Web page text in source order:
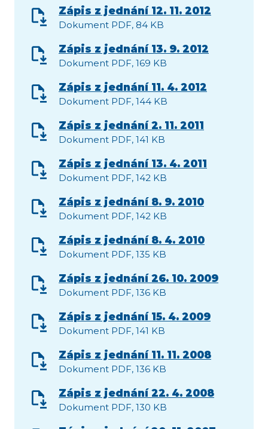
Zápis z jednání 12. 11. 2012
Dokument PDF, 84 KB
Zápis z jednání 13. 9. 2012
Dokument PDF, 169 KB
Zápis z jednání 11. 4. 2012
Dokument PDF, 144 KB
Zápis z jednání 2. 11. 2011
Dokument PDF, 141 KB
Zápis z jednání 13. 4. 2011
Dokument PDF, 142 KB
Zápis z jednání 8. 9. 2010
Dokument PDF, 142 KB
Zápis z jednání 8. 4. 2010
Dokument PDF, 135 KB
Zápis z jednání 26. 10. 2009
Dokument PDF, 136 KB
Zápis z jednání 15. 4. 2009
Dokument PDF, 141 KB
Zápis z jednání 11. 11. 2008
Dokument PDF, 136 KB
Zápis z jednání 22. 4. 2008
Dokument PDF, 130 KB